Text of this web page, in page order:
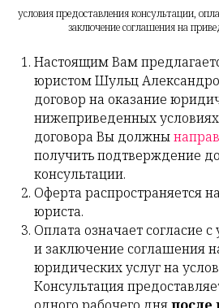
условия предоставления консультации,
заключение соглашения на
Настоящим Вам
юристом Шульц
договор на оказание
нижеприведенных
договора Вы должны
получить подтверждение
консультации.
Оферта распространяется
юриста.
Оплата означает согласие
и заключение соглашения
юридических услуг на
Консультация